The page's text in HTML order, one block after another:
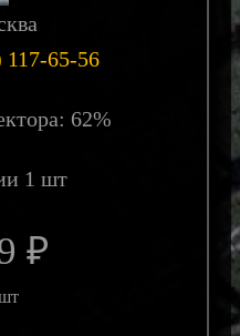
117-65-56
62%
1 шт
₽